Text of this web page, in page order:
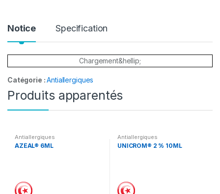
Notice Specification
Chargement&hellip;
Catégorie :Antiallergiques
Produits apparentés
Antiallergiques
AZÉAL® 6ML
Antiallergiques
UNICROM® 2 % 10ML